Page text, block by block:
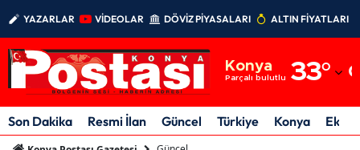
YAZARLAR VİDEOLAR DÖVİZ PİYASALARI ALTIN FİYATLARI
Konya
Parçalı bulutlu 33°
Adıyaman
Afyonkarahisar
Son Dakika Resmi İlan Güncel Türkiye Konya